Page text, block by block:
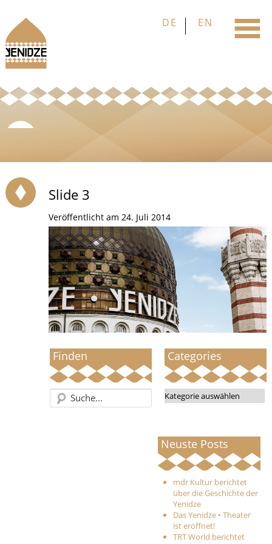
Slide 3
Veröffentlicht am 24. Juli 2014
Finden Categories
Categories
Neuste Posts
mdr Kultur berichtet
über die Geschichte der
Yenidze
Das Yenidze • Theater
ist eröffnet!
TRT World berichtet